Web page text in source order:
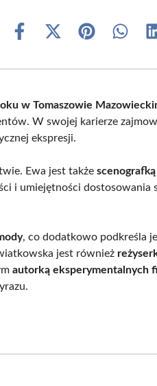
Share
Share
(Twitter)
Share Share
w Tomaszowie
W swojej karierze
ekspresji.
Ewa jest także
i umiejętności dostosowania
, co dodatkowo podkreśla
jest również
autorką eksperymentalnych